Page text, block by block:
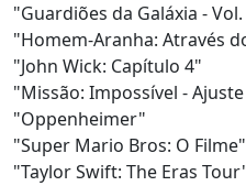
"Guardiões da Galáxia -
"Homem-Aranha: Através
"John Wick: Capítulo 4"
"Missão: Impossível -
"Oppenheimer"
"Super Mario Bros: O Filme"
"Taylor Swift: The Eras